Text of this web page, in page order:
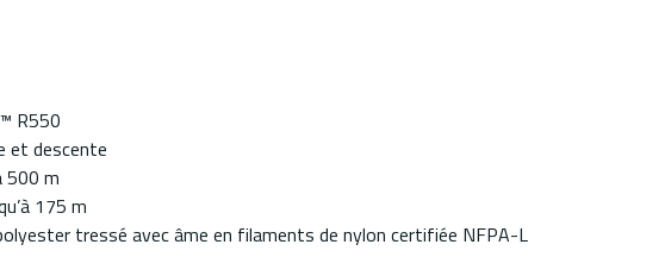
R550
et descente
500 m
175 m
tressé avec âme en filaments de nylon certifiée NFPA-L